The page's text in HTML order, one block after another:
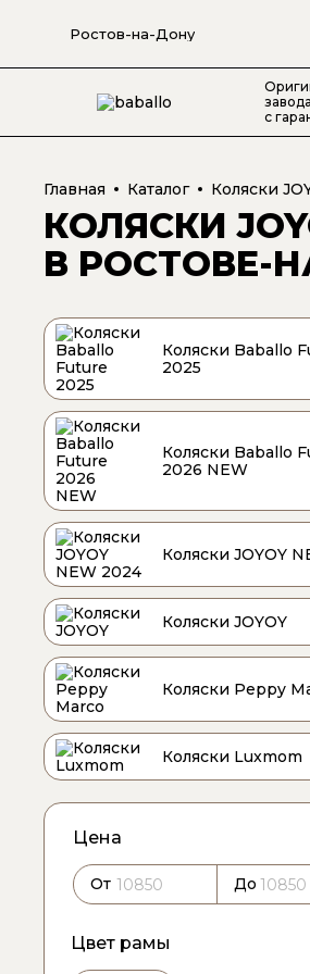
Ростов-на-Дону
с
Главная Каталог Коляски
КОЛЯСКИ
В РОСТОВЕ-
Коляски Baballo
2025
Коляски Baballo
2026 NEW
Коляски JOYOY
Коляски JOYOY
Коляски Peppy
Коляски Luxmom
Цена
От До
Цвет рамы